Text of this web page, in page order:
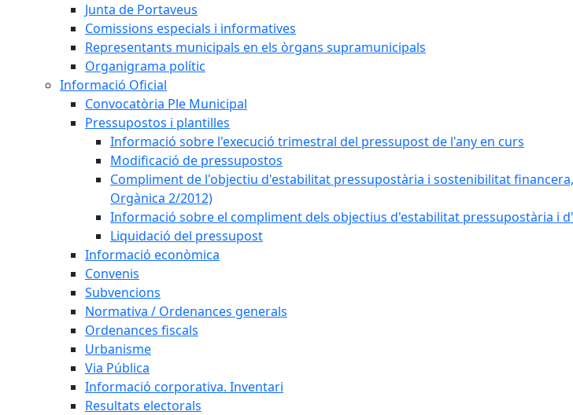
Junta de Portaveus
Comissions especials i informatives
Representants municipals en els òrgans supramunicipals
Organigrama polític
Informació Oficial
Convocatòria Ple Municipal
Pressupostos i plantilles
Informació sobre l'execució trimestral del pressupost de l'any en curs
Modificació de pressupostos
Compliment de l'objectiu d'estabilitat pressupostària i sostenibilitat
Orgànica 2/2012)
Informació sobre el compliment dels objectius d'estabilitat pressupostària i
Liquidació del pressupost
Informació econòmica
Convenis
Subvencions
Normativa / Ordenances generals
Ordenances fiscals
Urbanisme
Via Pública
Informació corporativa. Inventari
Resultats electorals